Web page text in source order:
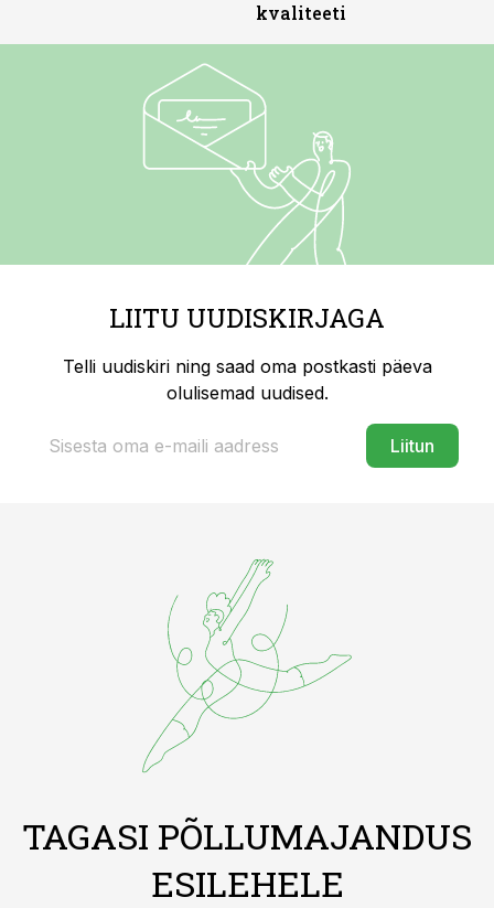
kvaliteeti
LIITU UUDISKIRJAGA
Telli uudiskiri ning saad oma postkasti päeva
olulisemad uudised.
Liitun
TAGASI PÕLLUMAJANDUS
ESILEHELE